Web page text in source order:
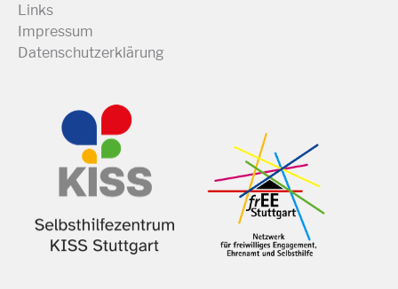
Links
Impressum
Datenschutzerklärung